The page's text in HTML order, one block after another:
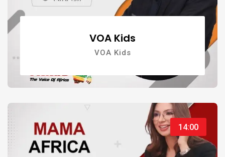
VOA Kids
VOA Kids
14:00